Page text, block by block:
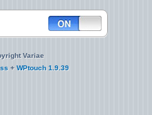
Variae
+ WPtouch 1.9.39